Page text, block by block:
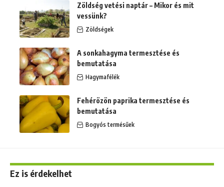
Zöldség vetési naptár – Mikor és mit
vessünk?
Zöldségek
A sonkahagyma termesztése és
bemutatása
Hagymafélék
Fehérözön paprika termesztése és
bemutatása
Bogyós termésűek
Ez is érdekelhet